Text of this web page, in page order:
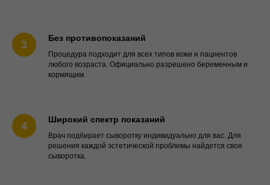
Без противопоказаний
Процедура подходит для всех типов кожи и пациентов
любого возраста. Официально разрешено беременным и
кормящим.
Широкий спектр показаний
Врач подбирает сыворотку индивидуально для вас. Для
решения каждой эстетической проблемы найдется своя
сыворотка.